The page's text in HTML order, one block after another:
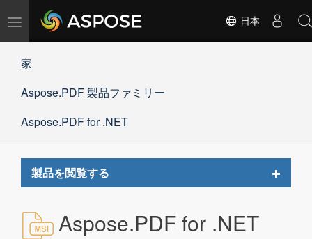
ナ
ー
ョ
の
日本
家
Aspose.PDF 製品ファミリー
Aspose.PDF for .NET
製品を閲覧する
Toggle
Aspose.PDF for .NET